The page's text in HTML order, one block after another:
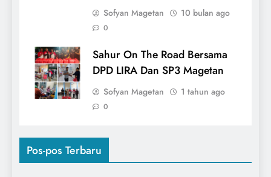
Sofyan Magetan 10 bulan ago
0
Sahur On The Road Bersama
DPD LIRA Dan SP3 Magetan
Sofyan Magetan 1 tahun ago
0
Pos-pos Terbaru